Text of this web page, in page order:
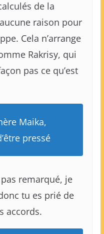
de la
raison pour
Cela n’arrange
Rakrisy, qui
pas ce qu’est
Maika,
pressé
remarqué, je
tu es prié de
accords.